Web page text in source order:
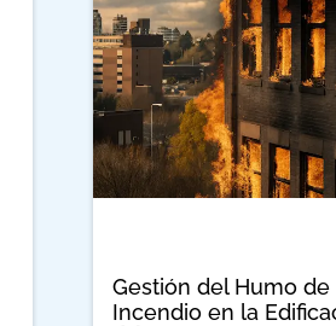
Gestión del Humo de
Incendio en la